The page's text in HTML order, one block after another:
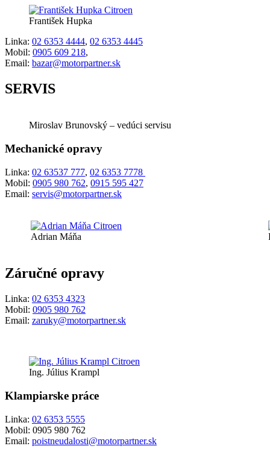
František Hupka
Linka: 02 6353 4444, 02 6353 4445
Mobil: 0905 609 218,
Email: bazar@motorpartner.sk
SERVIS
Miroslav Brunovský – vedúci servisu
Mechanické opravy
Linka: 02 63537 777, 02 6353 7778
Mobil: 0905 980 762, 0915 595 427
Email: servis@motorpartner.sk
Adrian Máňa
Záručné opravy
Linka: 02 6353 4323
Mobil: 0905 980 762
Email: zaruky@motorpartner.sk
Ing. Július Krampl
Klampiarske práce
Linka: 02 6353 5555
Mobil: 0905 980 762
Email: poistneudalosti@motorpartner.sk